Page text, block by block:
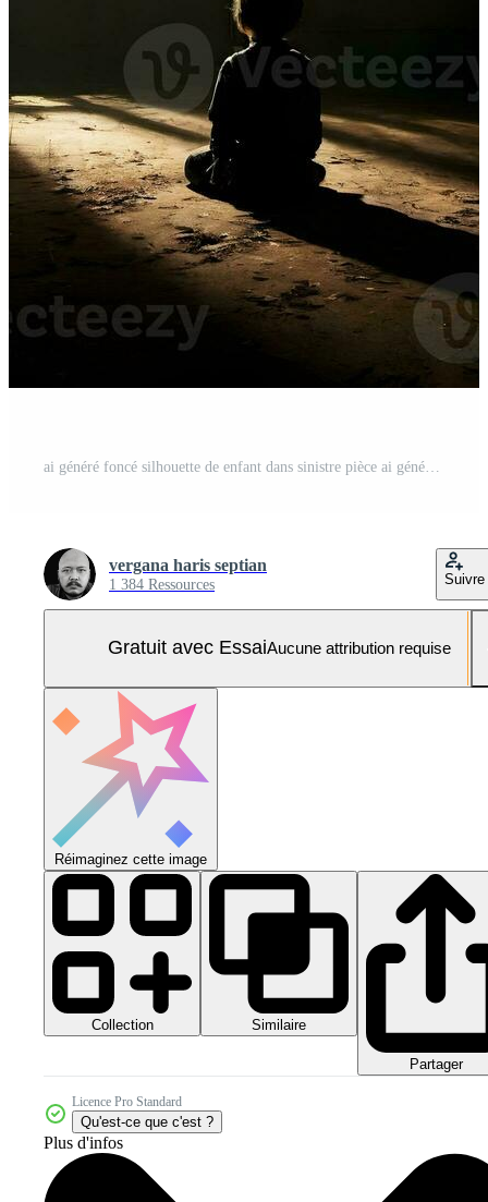
vergana haris septian
1 384 Ressources Suivre
Gratuit avec EssaiAucune attribution requise
Réimaginez cette image
Collection Similaire
Partager
Licence Pro Standard
Qu'est-ce que c'est ?
Plus d'infos